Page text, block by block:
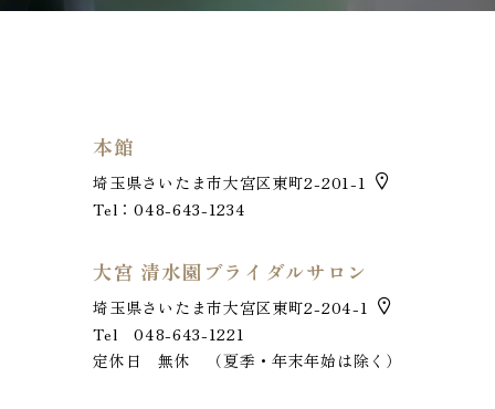
お電話でのお問い合わせ
本館
埼玉県さいたま市大宮区東町2-201-1
Tel：048-643-1234
大宮 清水園ブライダルサロン
埼玉県さいたま市大宮区東町2-204-1
Tel 048-643-1221
定休日 無休 （夏季・年末年始は除く）